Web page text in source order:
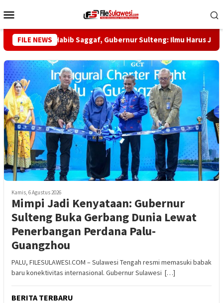
ke
Mobile
FILE NEWS
ke-5 Habib Saggaf, Gubernur Sulteng: Ilmu Harus Jadi
Kamis, 6 Agustus 2026
Mimpi Jadi Kenyataan: Gubernur
Sulteng Buka Gerbang Dunia Lewat
Penerbangan Perdana Palu-
Guangzhou
PALU, FILESULAWESI.COM – Sulawesi Tengah resmi memasuki babak
baru konektivitas internasional. Gubernur Sulawesi […]
BERITA TERBARU